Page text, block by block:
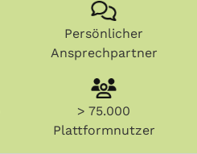
Persönlicher
Ansprechpartner
> 75.000
Plattformnutzer